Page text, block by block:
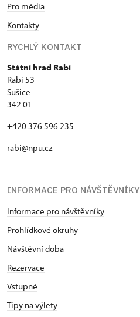
Pro média
Kontakty
RYCHLÝ KONTAKT
Státní hrad Rabí
Rabí 53
Sušice
342 01
+420 376 596 235
rabi@npu.cz
INFORMACE PRO NÁVŠTĚVNÍKY
Informace pro návštěvníky
Prohlídkové okruhy
Návštěvní doba
Rezervace
Vstupné
Tipy na výlety